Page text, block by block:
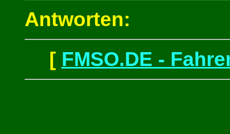
Antworten:
[ FMSO.DE -